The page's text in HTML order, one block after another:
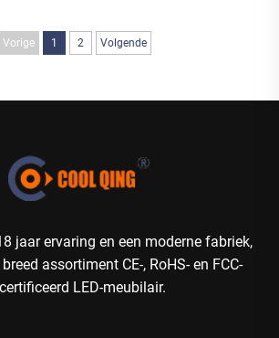
Vorige 1 2 Volgende
jaar ervaring en een moderne fabriek,
assortiment CE-, RoHS- en FCC-
LED-meubilair.